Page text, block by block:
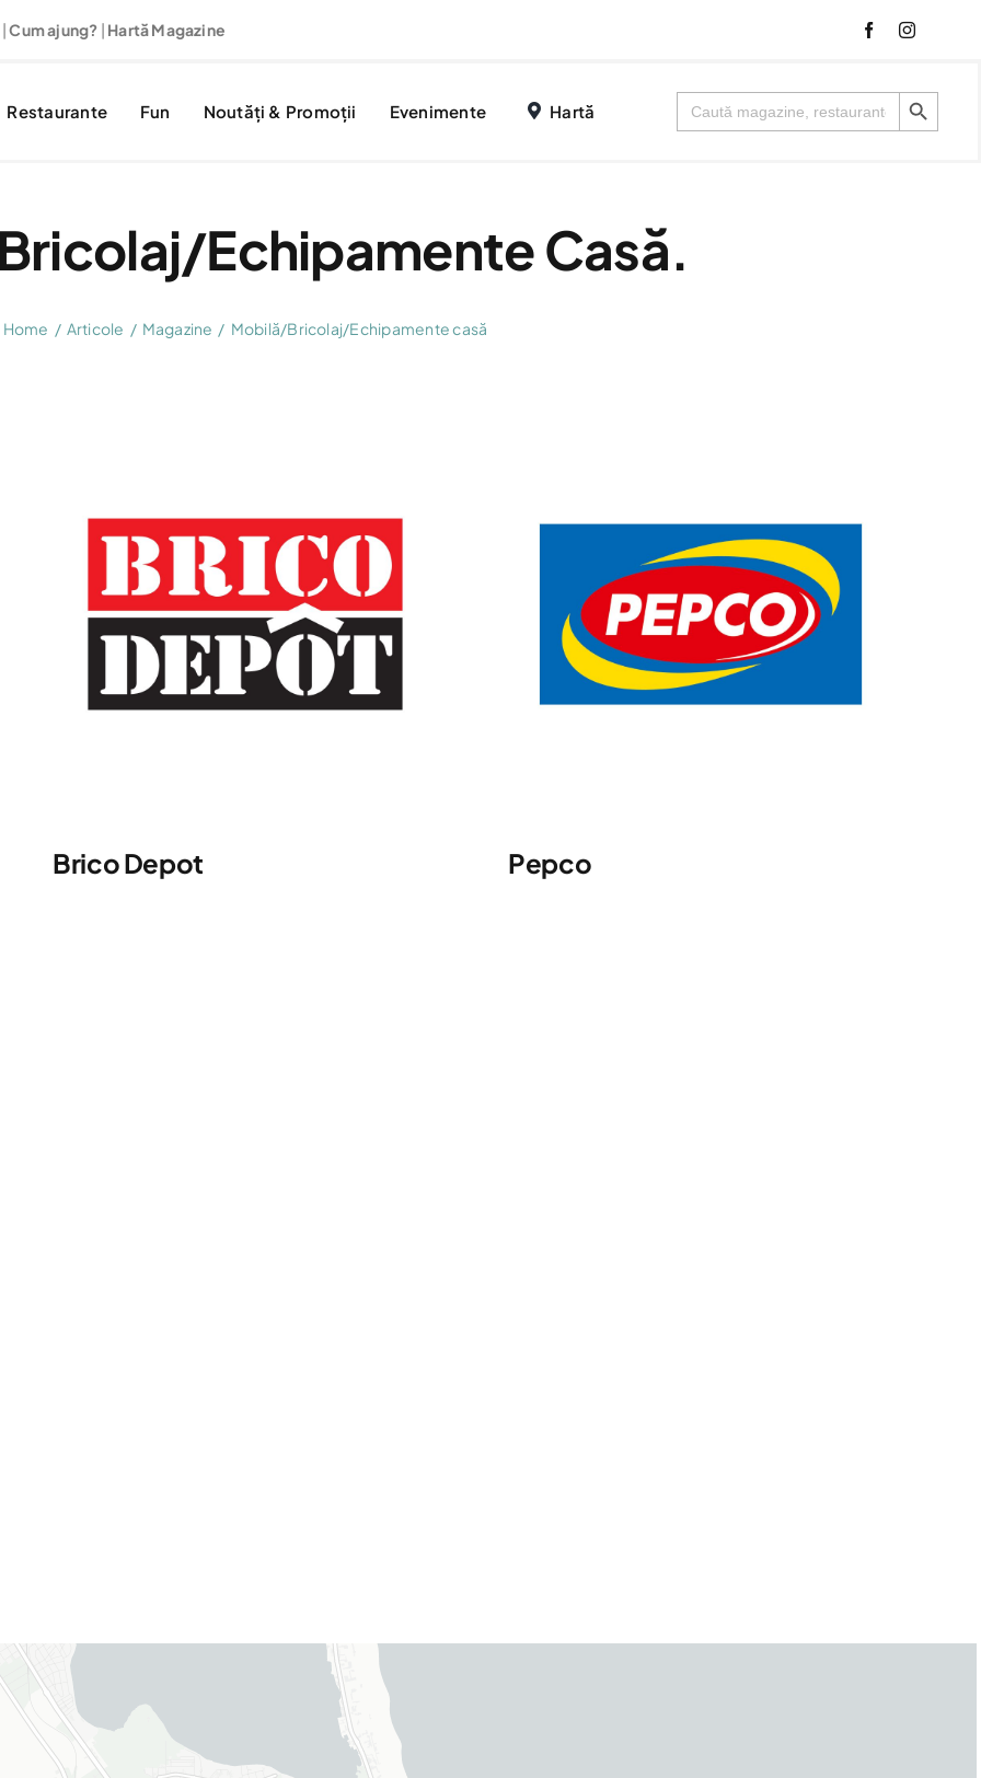
|Cum ajung? | Hartă Magazine
Restaurante Fun Noutăți & Promoții Evenimente Hartă
Search
for:
Search Button
Echipamente Casă.
Home Articole Magazine Mobilă/Bricolaj/Echipamente casă
Brico Depot Pepco